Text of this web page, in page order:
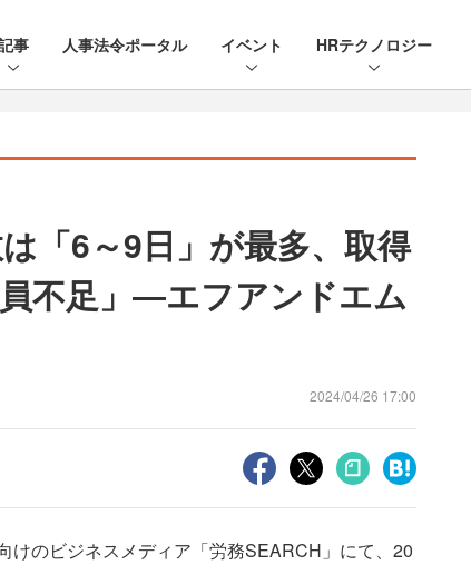
事 人事法令ポータル イベント HRテクノロジー
「6～9日」が最多、取得
不足」―エフアンドエム
2024/04/26 17:00
のビジネスメディア「労務SEARCH」にて、20